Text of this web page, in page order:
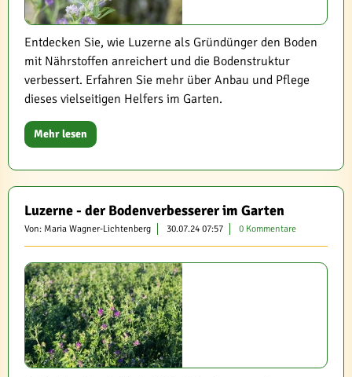
Entdecken Sie, wie Luzerne als Gründünger den Boden
mit Nährstoffen anreichert und die Bodenstruktur
verbessert. Erfahren Sie mehr über Anbau und Pflege
dieses vielseitigen Helfers im Garten.
Mehr lesen
Luzerne - der Bodenverbesserer im Garten
Von: Maria Wagner-Lichtenberg 30.07.24 07:57 0 Kommentare